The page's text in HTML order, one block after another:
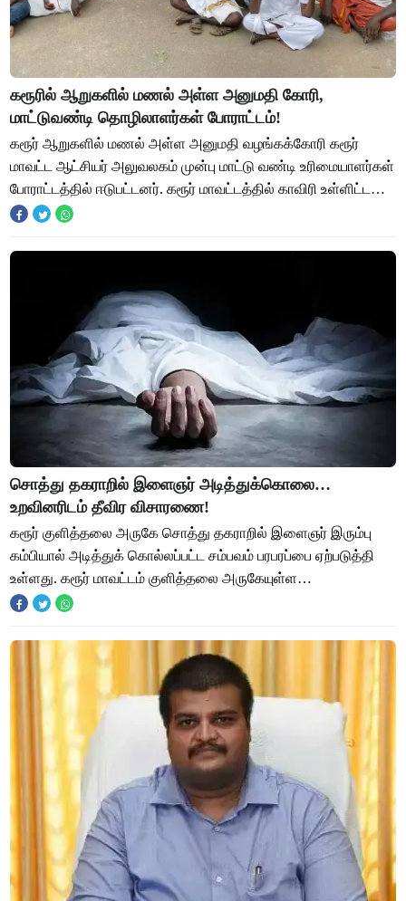
கரூரில் ஆறுகளில் மணல் அள்ள அனுமதி கோரி,
மாட்டுவண்டி தொழிலாளர்கள் போராட்டம்!
கரூர் ஆறுகளில் மணல் அள்ள அனுமதி வழங்கக்கோரி கரூர்
மாவட்ட ஆட்சியர் அலுவலகம் முன்பு மாட்டு வண்டி உரிமையாளர்கள்
போராட்டத்தில் ஈடுபட்டனர். கரூர் மாவட்டத்தில் காவிரி உள்ளிட்ட
ஆறுகளில் மணல் அள்ளுவதற்கு நீத
சொத்து தகராறில் இளைஞர் அடித்துக்கொலை…
உறவினரிடம் தீவிர விசாரணை!
கரூர் குளித்தலை அருகே சொத்து தகராறில் இளைஞர் இரும்பு
கம்பியால் அடித்துக் கொல்லப்பட்ட சம்பவம் பரபரப்பை ஏற்படுத்தி
உள்ளது. கரூர் மாவட்டம் குளித்தலை அருகேயுள்ள
ஆர்த்தம்பட்டியை சேர்ந்தவர் மாணிக்கம். விவச